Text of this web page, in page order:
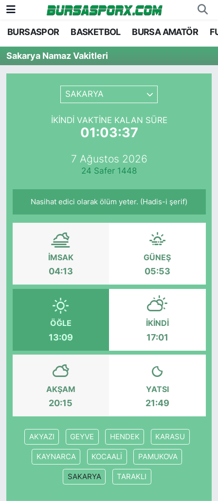
BURSASPOR BASKETBOL BURSA AMATÖR
Sakarya Namaz Vakitleri
SAKARYA
İKINDI VAKTINE KALAN SÜRE
01:03:37
7 Ağustos 2026
24 Safer 1448
Nasihat edici olarak ölüm yeter. (Hadis-i şerif)
İMSAK
04:13
GÜNEŞ
05:53
ÖĞLE
13:09
İKINDI
17:01
AKŞAM
20:15
YATSI
21:49
AKYAZI GEYVE HENDEK KARASU
KAYNARCA KOCAALİ PAMUKOVA
SAKARYA TARAKLI
Bursaspor
Futbol
Basketbol
Bursa Nöbetçi Eczaneler
Bursa Hava Durumu
Bursa Namaz Vakitleri
TFF 1.Lig Puan Durumu ve Fikstür
Tüm Manşetler